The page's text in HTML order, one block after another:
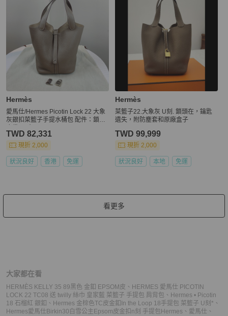
Hermès
愛馬仕/Hermes Picotin Lock 22 大象
灰銀扣菜籃子手提水桶包 配件：鎖頭
TWD 82,331
現折 2,000
狀況良好 香港 免運
Hermès
菜籃子22.大象灰 U刻. 鎖頭在，鑰匙
遺失，附防塵套和原廠盒子
TWD 99,999
現折 2,000
狀況良好 本地 免運
看更多
大家都在看
HERMÈS KELLY 35 89黑色 金釦 EPSOM皮 、 HERMES 愛馬仕 PICOTIN
LOCK 22 TC08 送 twilly 絲巾 皇家藍 菜籃子 手提包 肩背包 、 Hermes • Picotin
18 石榴紅 銀釦 、 Hermes 金棕色TC皮金釦In the Loop 18手提包 菜籃子 U刻* 、
Hermes愛馬仕Birkin30白雪公主Epsom皮金扣n刻 手提包 Hermes 、 愛馬仕 、